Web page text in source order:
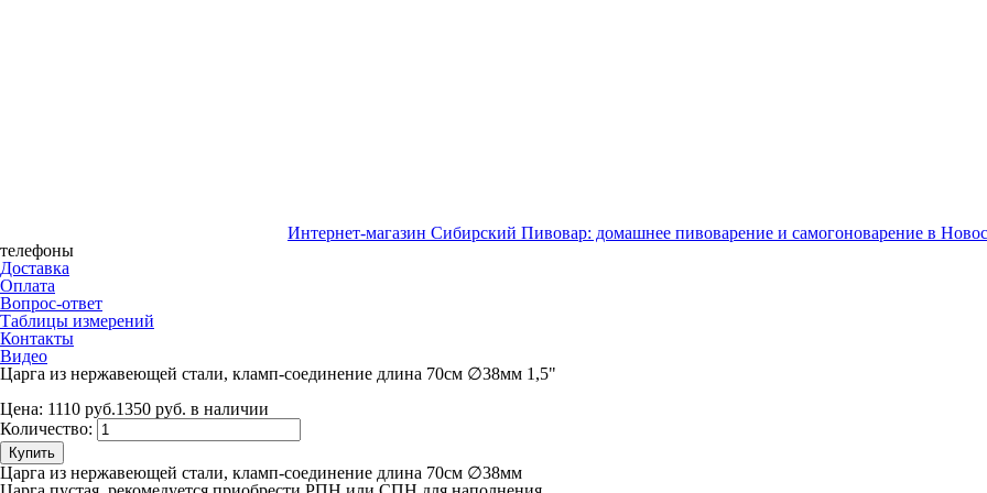
Интернет-магазин Сибирский Пивовар: домашнее пивоварение и самогоноварение в
телефоны
Доставка
Оплата
Вопрос-ответ
Таблицы измерений
Контакты
Видео
Царга из нержавеющей стали, кламп-соединение длина 70см ∅38мм 1,5"
Цена: 1110 руб.1350 руб. в наличии
Количество:
Купить
Царга из нержавеющей стали, кламп-соединение длина 70см ∅38мм